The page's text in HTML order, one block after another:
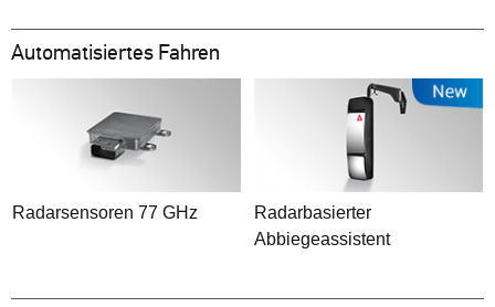
Automatisiertes Fahren
Radarsensoren 77 GHz
Radarbasierter
Abbiegeassistent